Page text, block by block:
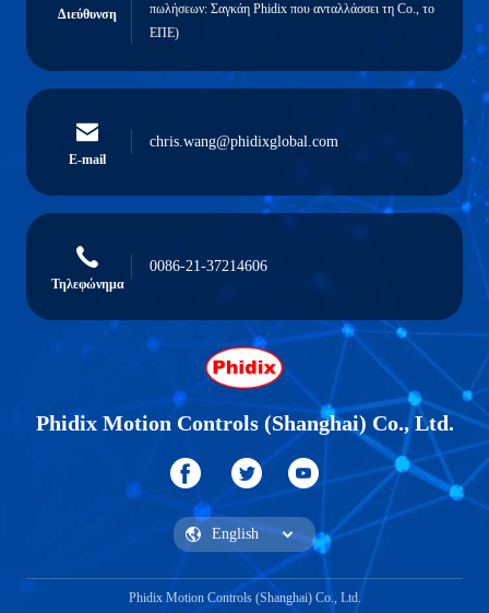
Διεύθυνση
πωλήσεων: Σαγκάη Phidix που ανταλλάσσει τη Co., το
ΕΠΕ)
E-mail
chris.wang@phidixglobal.com
Τηλεφώνημα
0086-21-37214606
Phidix Motion Controls (Shanghai) Co., Ltd.
Phidix Motion Controls (Shanghai) Co., Ltd.